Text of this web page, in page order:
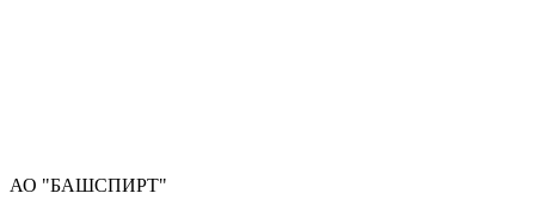
АО "БАШСПИРТ"